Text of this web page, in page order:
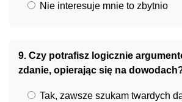
Nie interesuje mnie to zbytnio
9. Czy potrafisz logicznie
zdanie, opierając się na
Tak, zawsze szukam twardych